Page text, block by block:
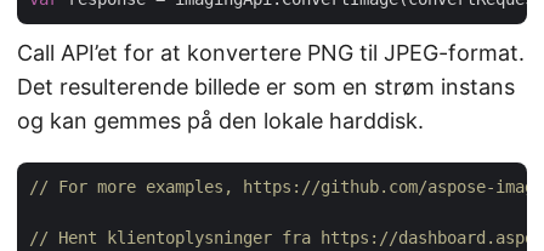
Call API’et for at konvertere PNG til JPEG-format.
Det resulterende billede er som en strøm instans
og kan gemmes på den lokale harddisk.
// For more examples, https://github.com/aspose-
// Hent klientoplysninger fra https://